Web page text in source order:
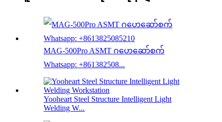
MAG-500Pro ASMT ဂဟေဆော်စက်
Whatsapp: +861382508...
Yooheart Steel Structure Intelligent Light
Welding W...